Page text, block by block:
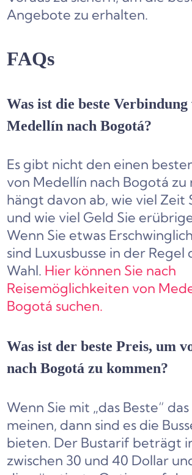
Angebote zu erhalten.
FAQs
Was ist die beste Verbindung
Medellín nach Bogotá?
Es gibt nicht den einen
von Medellín nach Bogotá zu
hängt davon ab, wie viel Zeit
und wie viel Geld Sie
Wenn Sie etwas
sind Luxusbusse in der Regel
Wahl. Hier können Sie nach
Reisemöglichkeiten von
Bogotá suchen.
Was ist der beste Preis, um
nach Bogotá zu kommen?
Wenn Sie mit „das Beste“
meinen, dann sind es die
bieten. Der Bustarif beträgt
zwischen 30 und 40 Dollar